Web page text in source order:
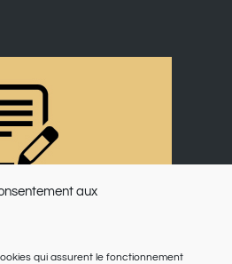
aux
qui assurent le fonctionnement